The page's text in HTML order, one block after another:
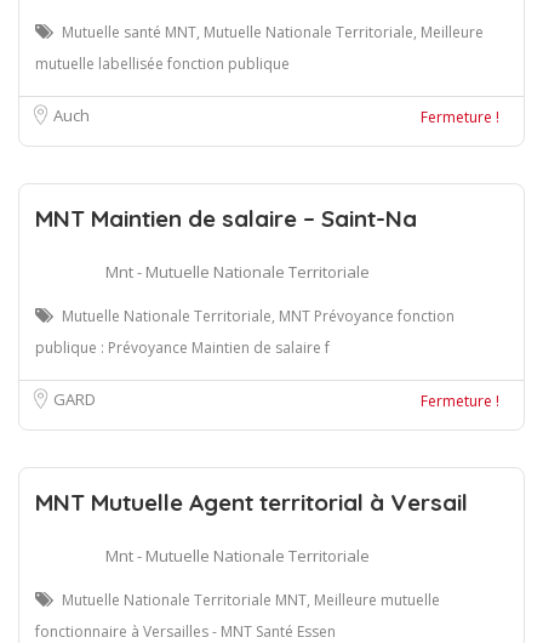
Mutuelle santé MNT, Mutuelle Nationale Territoriale, Meilleure
mutuelle labellisée fonction publique
Auch Fermeture !
MNT Maintien de salaire – Saint-Na
Mnt - Mutuelle Nationale Territoriale
Mutuelle Nationale Territoriale, MNT Prévoyance fonction
publique : Prévoyance Maintien de salaire f
GARD Fermeture !
MNT Mutuelle Agent territorial à Versail
Mnt - Mutuelle Nationale Territoriale
Mutuelle Nationale Territoriale MNT, Meilleure mutuelle
fonctionnaire à Versailles - MNT Santé Essen